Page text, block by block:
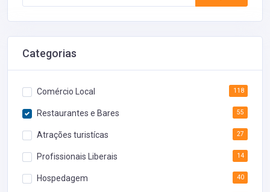
Categorias
Comércio Local 118
Restaurantes e Bares 55
Atrações turistícas 27
Profissionais Liberais 14
Hospedagem 40